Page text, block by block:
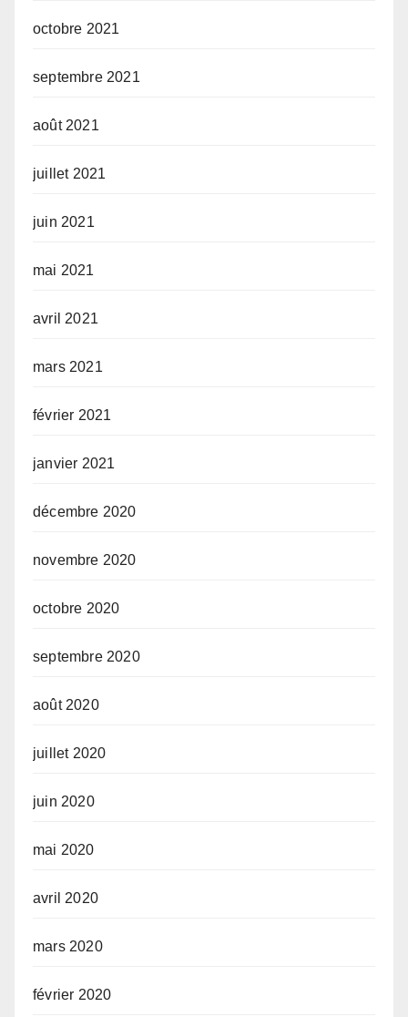
octobre 2021
septembre 2021
août 2021
juillet 2021
juin 2021
mai 2021
avril 2021
mars 2021
février 2021
janvier 2021
décembre 2020
novembre 2020
octobre 2020
septembre 2020
août 2020
juillet 2020
juin 2020
mai 2020
avril 2020
mars 2020
février 2020